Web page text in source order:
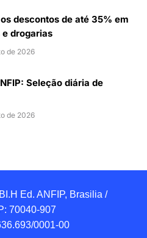
descontos de até 35% em
drogarias
de 2026
Seleção diária de
de 2026
Ed. ANFIP, Brasilia /
70040-907
0001-00